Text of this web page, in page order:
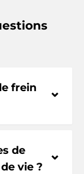
frein
⌃
de
vie ?
⌃